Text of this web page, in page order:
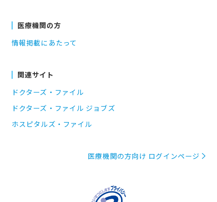
医療機関の方
情報掲載にあたって
関連サイト
ドクターズ・ファイル
ドクターズ・ファイル ジョブズ
ホスピタルズ・ファイル
医療機関の方向け ログインページ